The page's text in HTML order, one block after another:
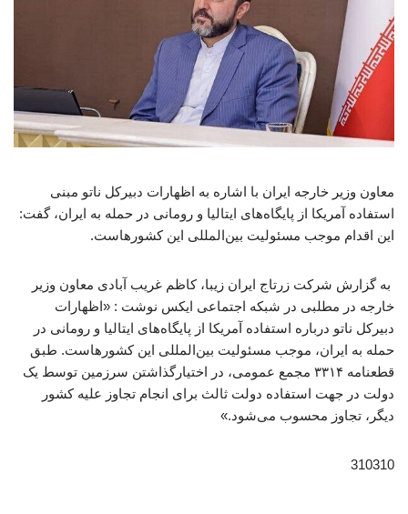
معاون وزیر خارجه ایران با اشاره به اظهارات دبیرکل ناتو مبنی
استفاده آمریکا از پایگاه‌های ایتالیا و رومانی در حمله به ایران، گفت:
این اقدام موجب مسئولیت بین‌المللی این کشورهاست.
به گزارش شرکت زرتاج ایران زیبا، کاظم غریب آبادی معاون وزیر
خارجه در مطلبی در شبکه اجتماعی ایکس نوشت : «اظهارات
دبیرکل ناتو درباره استفاده آمریکا از پایگاه‌های ایتالیا و رومانی در
حمله به ایران، موجب مسئولیت بین‌المللی این کشورهاست. طبق
قطعنامه ۳۳۱۴ مجمع عمومی، در اختیارگذاشتن سرزمین توسط یک
دولت در جهت استفاده دولت ثالث برای انجام تجاوز علیه کشور
دیگر، تجاوز محسوب می‌شود.»
310310